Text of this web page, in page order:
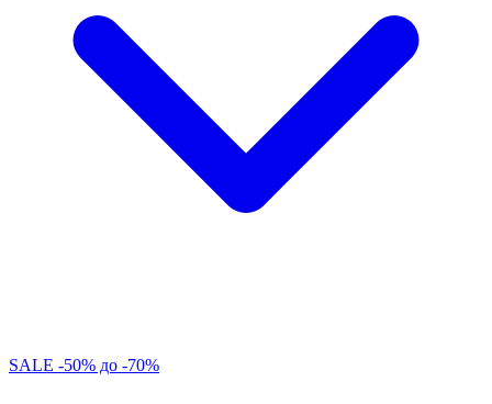
SALE -50% до -70%